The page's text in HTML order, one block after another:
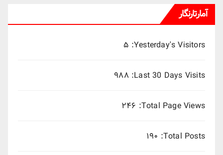
آمارتارنگار
Yesterday's Visitors: ۵
Last 30 Days Visits: ۹۸۸
Total Page Views: ۲۴۶
Total Posts: ۱۹۰